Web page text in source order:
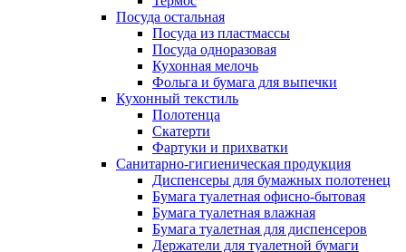
Посуда остальная
Посуда из пластмассы
Посуда одноразовая
Кухонная мелочь
Фольга и бумага для выпечки
Кухонный текстиль
Полотенца
Скатерти
Фартуки и прихватки
Санитарно-гигиеническая продукция
Диспенсеры для бумажных полотенец
Бумага туалетная офисно-бытовая
Бумага туалетная влажная
Бумага туалетная для диспенсеров
Держатели для туалетной бумаги